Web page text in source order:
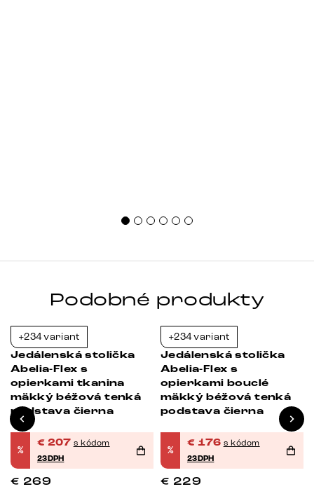
Podobné produkty
+234 variant
Jedálenská stolička
Abelia-Flex s
opierkami tkanina
mäkký béžová tenká
podstava čierna
%
€ 207 s kódom
23DPH
€ 269
+234 variant
Jedálenská stolička
Abelia-Flex s
opierkami bouclé
mäkký béžová tenká
podstava čierna
%
€ 176 s kódom
23DPH
€ 229